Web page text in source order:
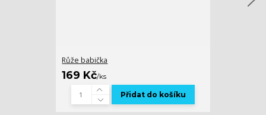
Růže babička
169 Kč/ks
Přidat do košíku